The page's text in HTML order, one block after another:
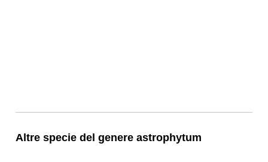
Altre specie del genere astrophytum